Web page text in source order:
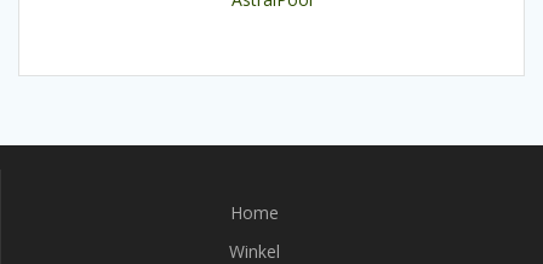
Home
Winkel